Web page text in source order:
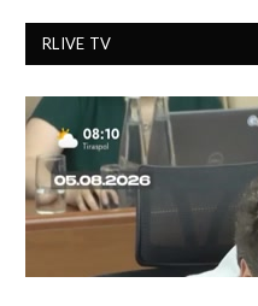
RLIVE TV